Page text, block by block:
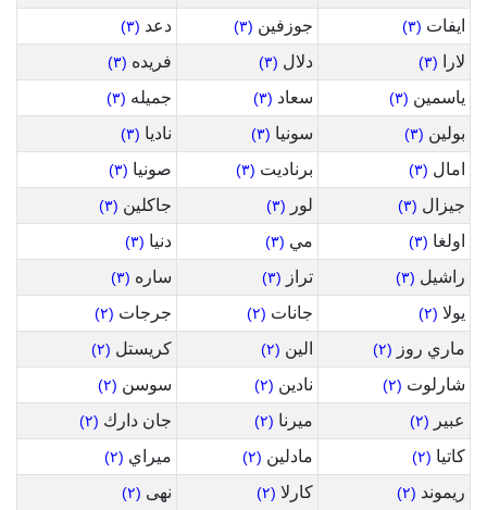
ايفات (٣) جوزفين (٣) دعد (٣)
لارا (٣) دلال (٣) فريده (٣)
ياسمين (٣) سعاد (٣) جميله (٣)
بولين (٣) سونيا (٣) ناديا (٣)
امال (٣) برناديت (٣) صونيا (٣)
جيزال (٣) لور (٣) جاكلين (٣)
اولغا (٣) مي (٣) دنيا (٣)
راشيل (٣) تراز (٣) ساره (٣)
يولا (٢) جانات (٢) جرجات (٢)
ماري روز (٢) الين (٢) كريستل (٢)
شارلوت (٢) نادين (٢) سوسن (٢)
عبير (٢) ميرنا (٢) جان دارك (٢)
كاتيا (٢) مادلين (٢) ميراي (٢)
ريموند (٢) كارلا (٢) نهى (٢)